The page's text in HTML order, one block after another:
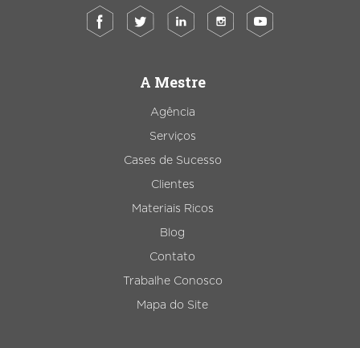
A Mestre
Agência
Serviços
Cases de Sucesso
Clientes
Materiais Ricos
Blog
Contato
Trabalhe Conosco
Mapa do Site